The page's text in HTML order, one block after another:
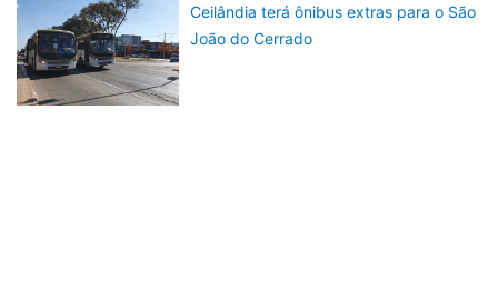
Ceilândia terá ônibus extras para o São
João do Cerrado